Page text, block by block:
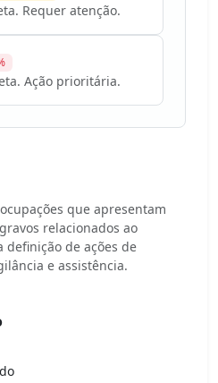
Requer atenção.
Ação prioritária.
que apresentam
relacionados ao
de ações de
e assistência.